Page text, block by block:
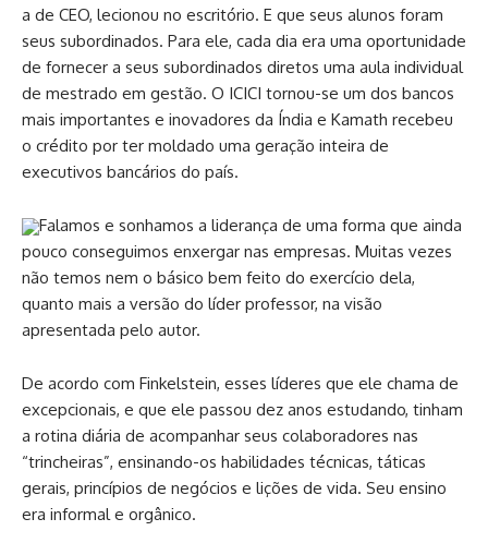
a de CEO, lecionou no escritório. E que seus alunos foram
seus subordinados. Para ele, cada dia era uma oportunidade
de fornecer a seus subordinados diretos uma aula individual
de mestrado em gestão. O ICICI tornou-se um dos bancos
mais importantes e inovadores da Índia e Kamath recebeu
o crédito por ter moldado uma geração inteira de
executivos bancários do país.
Falamos e sonhamos a liderança de uma forma que ainda
pouco conseguimos enxergar nas empresas. Muitas vezes
não temos nem o básico bem feito do exercício dela,
quanto mais a versão do líder professor, na visão
apresentada pelo autor.
De acordo com Finkelstein, esses líderes que ele chama de
excepcionais, e que ele passou dez anos estudando, tinham
a rotina diária de acompanhar seus colaboradores nas
“trincheiras”, ensinando-os habilidades técnicas, táticas
gerais, princípios de negócios e lições de vida. Seu ensino
era informal e orgânico.